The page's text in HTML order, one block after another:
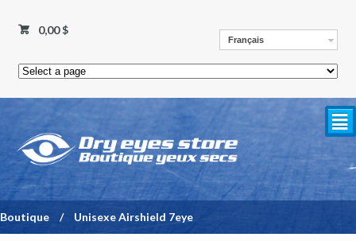
Français
0,00 $
²
Boutique / Unisexe Airshield 7eye